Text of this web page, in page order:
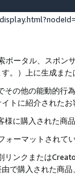
ータル、スポ
す。）上に生成ま
の他の能動的
トに紹介されたお
に購入された商品
ーマットされて
ンクまたは
で購入された商品、